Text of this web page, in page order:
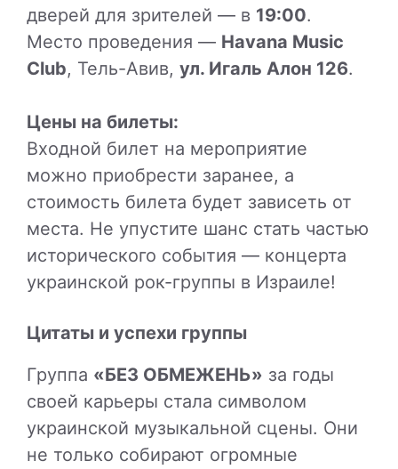
дверей для зрителей — в 19:00.
Место проведения — Havana Music
Club, Тель-Авив, ул. Игаль Алон 126.
Цены на билеты:
Входной билет на мероприятие
можно приобрести заранее, а
стоимость билета будет зависеть от
места. Не упустите шанс стать частью
исторического события — концерта
украинской рок-группы в Израиле!
Цитаты и успехи группы
Группа «БЕЗ ОБМЕЖЕНЬ» за годы
своей карьеры стала символом
украинской музыкальной сцены. Они
не только собирают огромные